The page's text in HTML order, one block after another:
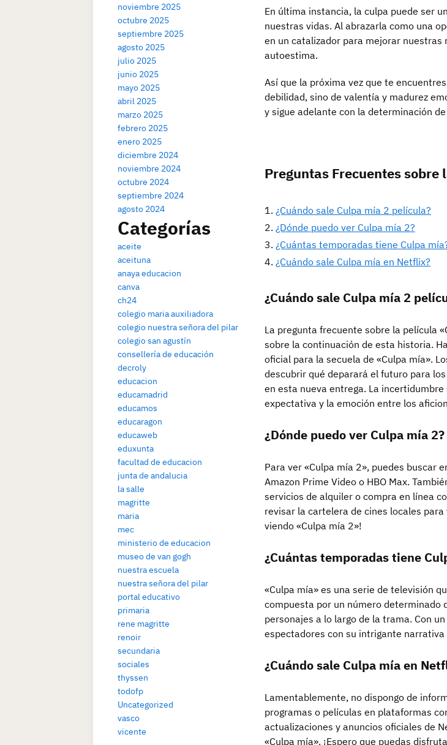
noviembre 2025
octubre 2025
septiembre 2025
agosto 2025
julio 2025
junio 2025
mayo 2025
abril 2025
marzo 2025
febrero 2025
enero 2025
diciembre 2024
noviembre 2024
octubre 2024
septiembre 2024
agosto 2024
Categorías
aceite
aceituna
anaya educacion
canva
ch24
colegio maria auxiliadora
colegio nuestra señora del pilar
colegio san agustín
consellería de educación
decroly
educacion
educamadrid
educamos
educaragon
educaweb
eduxunta
facultad de educacion
junta de andalucia
la salle
magritte
maria
mec
ministerio de educacion
museo de van gogh
nuestra escuela
nuestra señora del pilar
portal educativo
primaria
rene magritte
renoir
secundaria
sociales
thyssen
todofp
Uncategorized
vasco
vicente
En última instancia, la culpa puede ser
nuestras vidas. Al abrazarla como una
en un catalizador para mejorar
autoestima.
Así que la próxima vez que te
debilidad, sino de valentía y madurez
y sigue adelante con la determinación
Preguntas Frecuentes sobre
¿Cuándo sale Culpa mía 2 película?
¿Dónde puedo ver Culpa mía 2?
¿Cuántas temporadas tiene Culpa
¿Cuándo sale Culpa mía en Netflix?
¿Cuándo sale Culpa mía 2
La pregunta frecuente sobre la película
sobre la continuación de esta historia.
oficial para la secuela de «Culpa mía».
descubrir qué deparará el futuro para
en esta nueva entrega. La
expectativa y la emoción entre los
¿Dónde puedo ver Culpa mía 2?
Para ver «Culpa mía 2», puedes buscar
Amazon Prime Video o HBO Max.
servicios de alquiler o compra en línea
revisar la cartelera de cines locales
viendo «Culpa mía 2»!
¿Cuántas temporadas tiene
«Culpa mía» es una serie de televisión
compuesta por un número determinado
personajes a lo largo de la trama. Con
espectadores con su intrigante
¿Cuándo sale Culpa mía en
Lamentablemente, no dispongo de
programas o películas en plataformas
actualizaciones y anuncios oficiales de
«Culpa mía». ¡Espero que puedas